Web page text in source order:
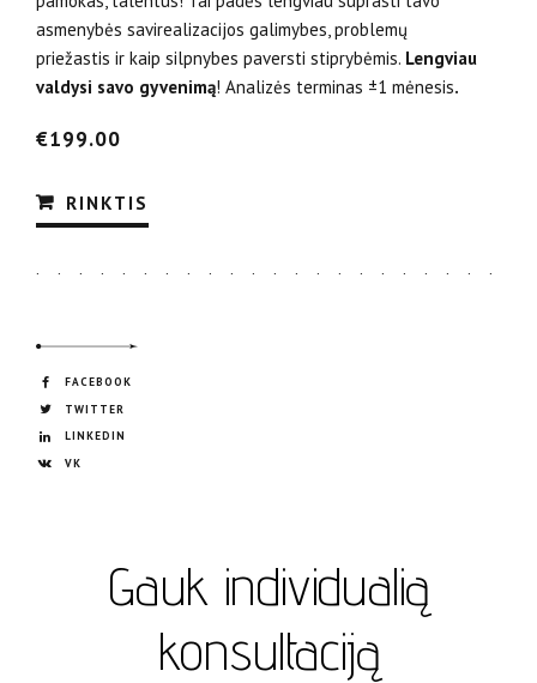
asmenybės savirealizacijos galimybes, problemų
priežastis ir kaip silpnybes paversti stiprybėmis. Lengviau
valdysi savo gyvenimą! Analizės terminas ±1 mėnesis.
€199.00
RINKTIS
FACEBOOK
TWITTER
LINKEDIN
VK
Gauk individualią
konsultaciją